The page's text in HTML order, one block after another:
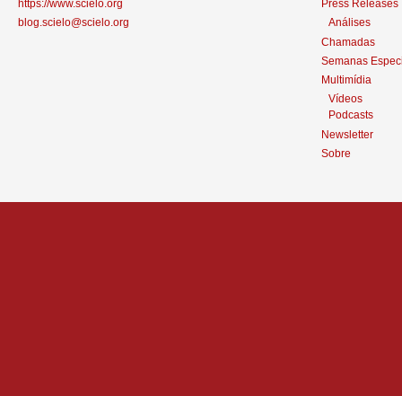
https://www.scielo.org
blog.scielo@scielo.org
Press Releases
Análises
Chamadas
Semanas
Multimídia
Vídeos
Podcasts
Newsletter
Sobre